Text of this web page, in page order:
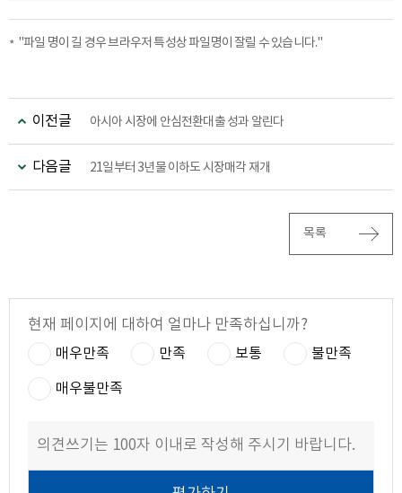
"파일 명이 길 경우 브라우저 특성상 파일명이 잘릴 수 있습니다."
목록
이전글 아시아 시장에 안심전환대출 성과 알린다
다음글 21일부터 3년물 이하도 시장매각 재개
현재 페이지에 대하여 얼마나 만족하십니까?
매우만족 만족 보통 불만족
매우불만족